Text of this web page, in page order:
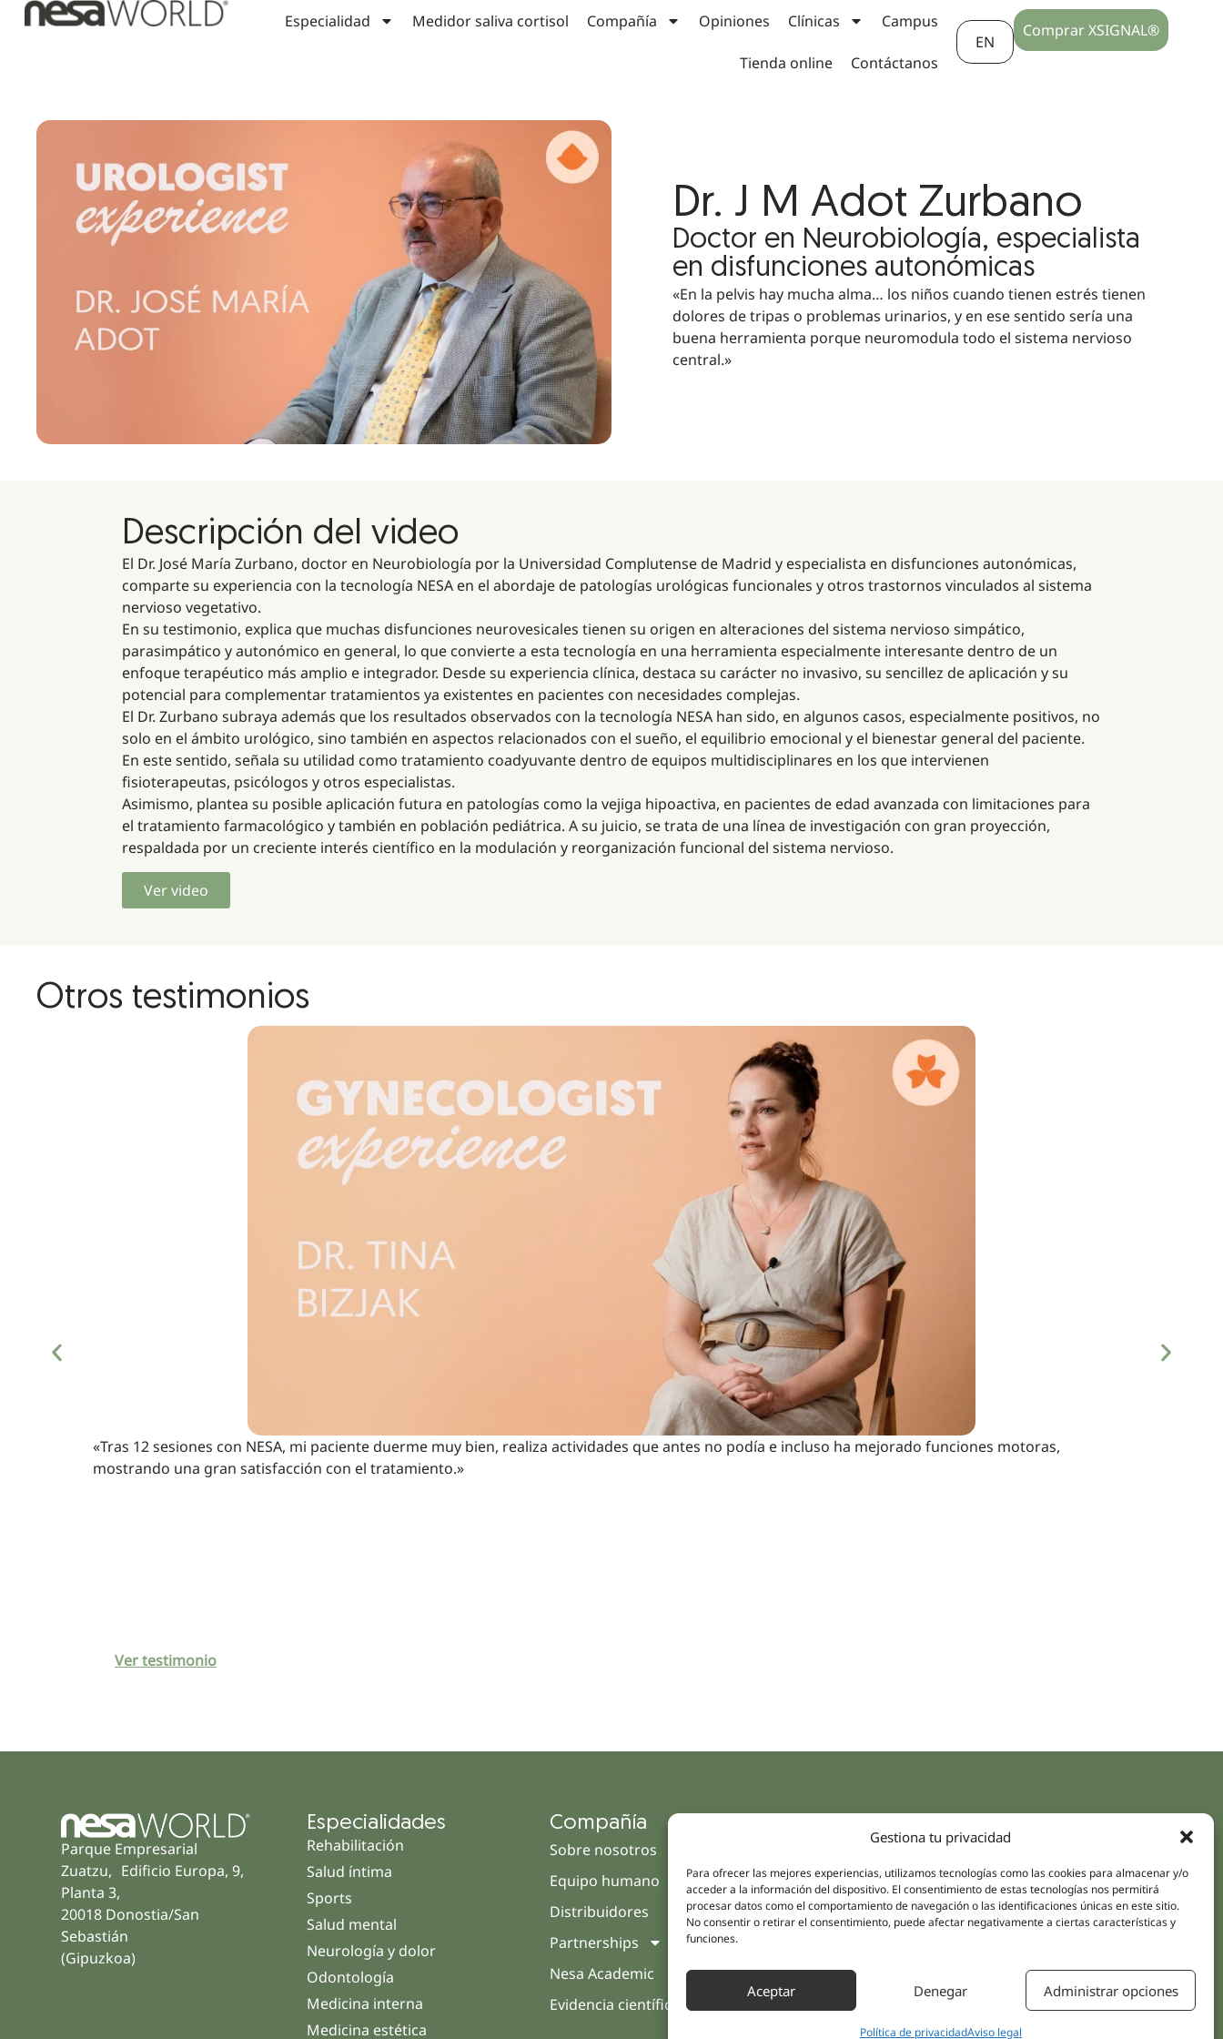
Gestiona tu privacidad
Para ofrecer las mejores experiencias, utilizamos tecnologías como las cookies para almacenar y/o
acceder a la información del dispositivo. El consentimiento de estas tecnologías nos permitirá
procesar datos como el comportamiento de navegación o las identificaciones únicas en este sitio.
No consentir o retirar el consentimiento, puede afectar negativamente a ciertas características y
funciones.
Aceptar Denegar Administrar opciones
Política de privacidadAviso legal
Especialidad Medidor saliva cortisol Compañía Opiniones Clínicas Campus
Tienda online Contáctanos
EN
Comprar XSIGNAL®
Dr. J M Adot Zurbano
Doctor en Neurobiología, especialista
en disfunciones autonómicas
«En la pelvis hay mucha alma… los niños cuando tienen estrés tienen
dolores de tripas o problemas urinarios, y en ese sentido sería una
buena herramienta porque neuromodula todo el sistema nervioso
central.»
Descripción del video
El Dr. José María Zurbano, doctor en Neurobiología por la Universidad Complutense de Madrid y especialista en disfunciones autonómicas,
comparte su experiencia con la tecnología NESA en el abordaje de patologías urológicas funcionales y otros trastornos vinculados al sistema
nervioso vegetativo.
En su testimonio, explica que muchas disfunciones neurovesicales tienen su origen en alteraciones del sistema nervioso simpático,
parasimpático y autonómico en general, lo que convierte a esta tecnología en una herramienta especialmente interesante dentro de un
enfoque terapéutico más amplio e integrador. Desde su experiencia clínica, destaca su carácter no invasivo, su sencillez de aplicación y su
potencial para complementar tratamientos ya existentes en pacientes con necesidades complejas.
El Dr. Zurbano subraya además que los resultados observados con la tecnología NESA han sido, en algunos casos, especialmente positivos, no
solo en el ámbito urológico, sino también en aspectos relacionados con el sueño, el equilibrio emocional y el bienestar general del paciente.
En este sentido, señala su utilidad como tratamiento coadyuvante dentro de equipos multidisciplinares en los que intervienen
fisioterapeutas, psicólogos y otros especialistas.
Asimismo, plantea su posible aplicación futura en patologías como la vejiga hipoactiva, en pacientes de edad avanzada con limitaciones para
el tratamiento farmacológico y también en población pediátrica. A su juicio, se trata de una línea de investigación con gran proyección,
respaldada por un creciente interés científico en la modulación y reorganización funcional del sistema nervioso.
Ver video
Otros testimonios
«Tras 12 sesiones con NESA, mi paciente duerme muy bien, realiza actividades que antes no podía e incluso ha mejorado funciones motoras,
mostrando una gran satisfacción con el tratamiento.»
Ver testimonio
Parque Empresarial
Zuatzu, Edificio Europa, 9,
Planta 3,
20018 Donostia/San
Sebastián
(Gipuzkoa)
Especialidades
Rehabilitación
Salud íntima
Sports
Salud mental
Neurología y dolor
Odontología
Medicina interna
Medicina estética
Compañía
Sobre nosotros
Equipo humano
Distribuidores
Partnerships
Nesa Academic
Evidencia científica
Tienda online
Clínicas
Opiniones
Contáctanos
LinkedIn
Youtube
Facebook